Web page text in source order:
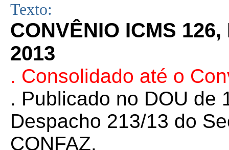
Texto:
CONVÊNIO ICMS
2013
. Consolidado até o
. Publicado no DOU de
Despacho 213/13 do
CONFAZ.